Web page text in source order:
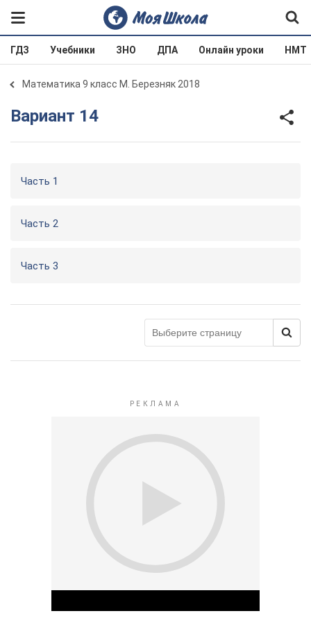
ГДЗ Учебники ЗНО ДПА Онлайн уроки НМТ
Математика 9 класс М. Березняк 2018
Вариант 14
Часть 1
Часть 2
Часть 3